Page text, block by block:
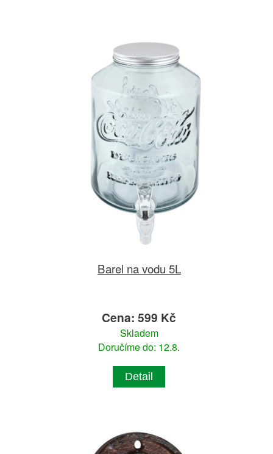
Barel na vodu 5L
Cena: 599 Kč
Skladem
Doručíme do: 12.8.
Detail